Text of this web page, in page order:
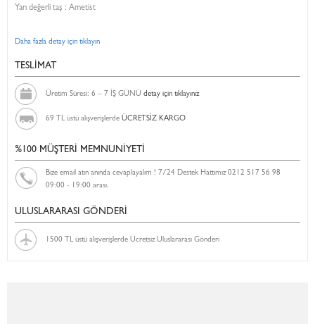
Yarı değerli taş : Ametist
Daha fazla detay için tıklayın
TESLİMAT
Üretim Süresi: 6 – 7 İŞ GÜNÜ detay için tıklayınız
69 TL üstü alışverişlerde ÜCRETSİZ KARGO
%100 MÜŞTERİ MEMNUNİYETİ
Bize email atın anında cevaplayalım ! 7/24 Destek Hattımız 0212 517 56 98
09:00 - 19:00 arası.
ULUSLARARASI GÖNDERİ
1500 TL üstü alışverişlerde Ücretsiz Uluslararası Gönderi